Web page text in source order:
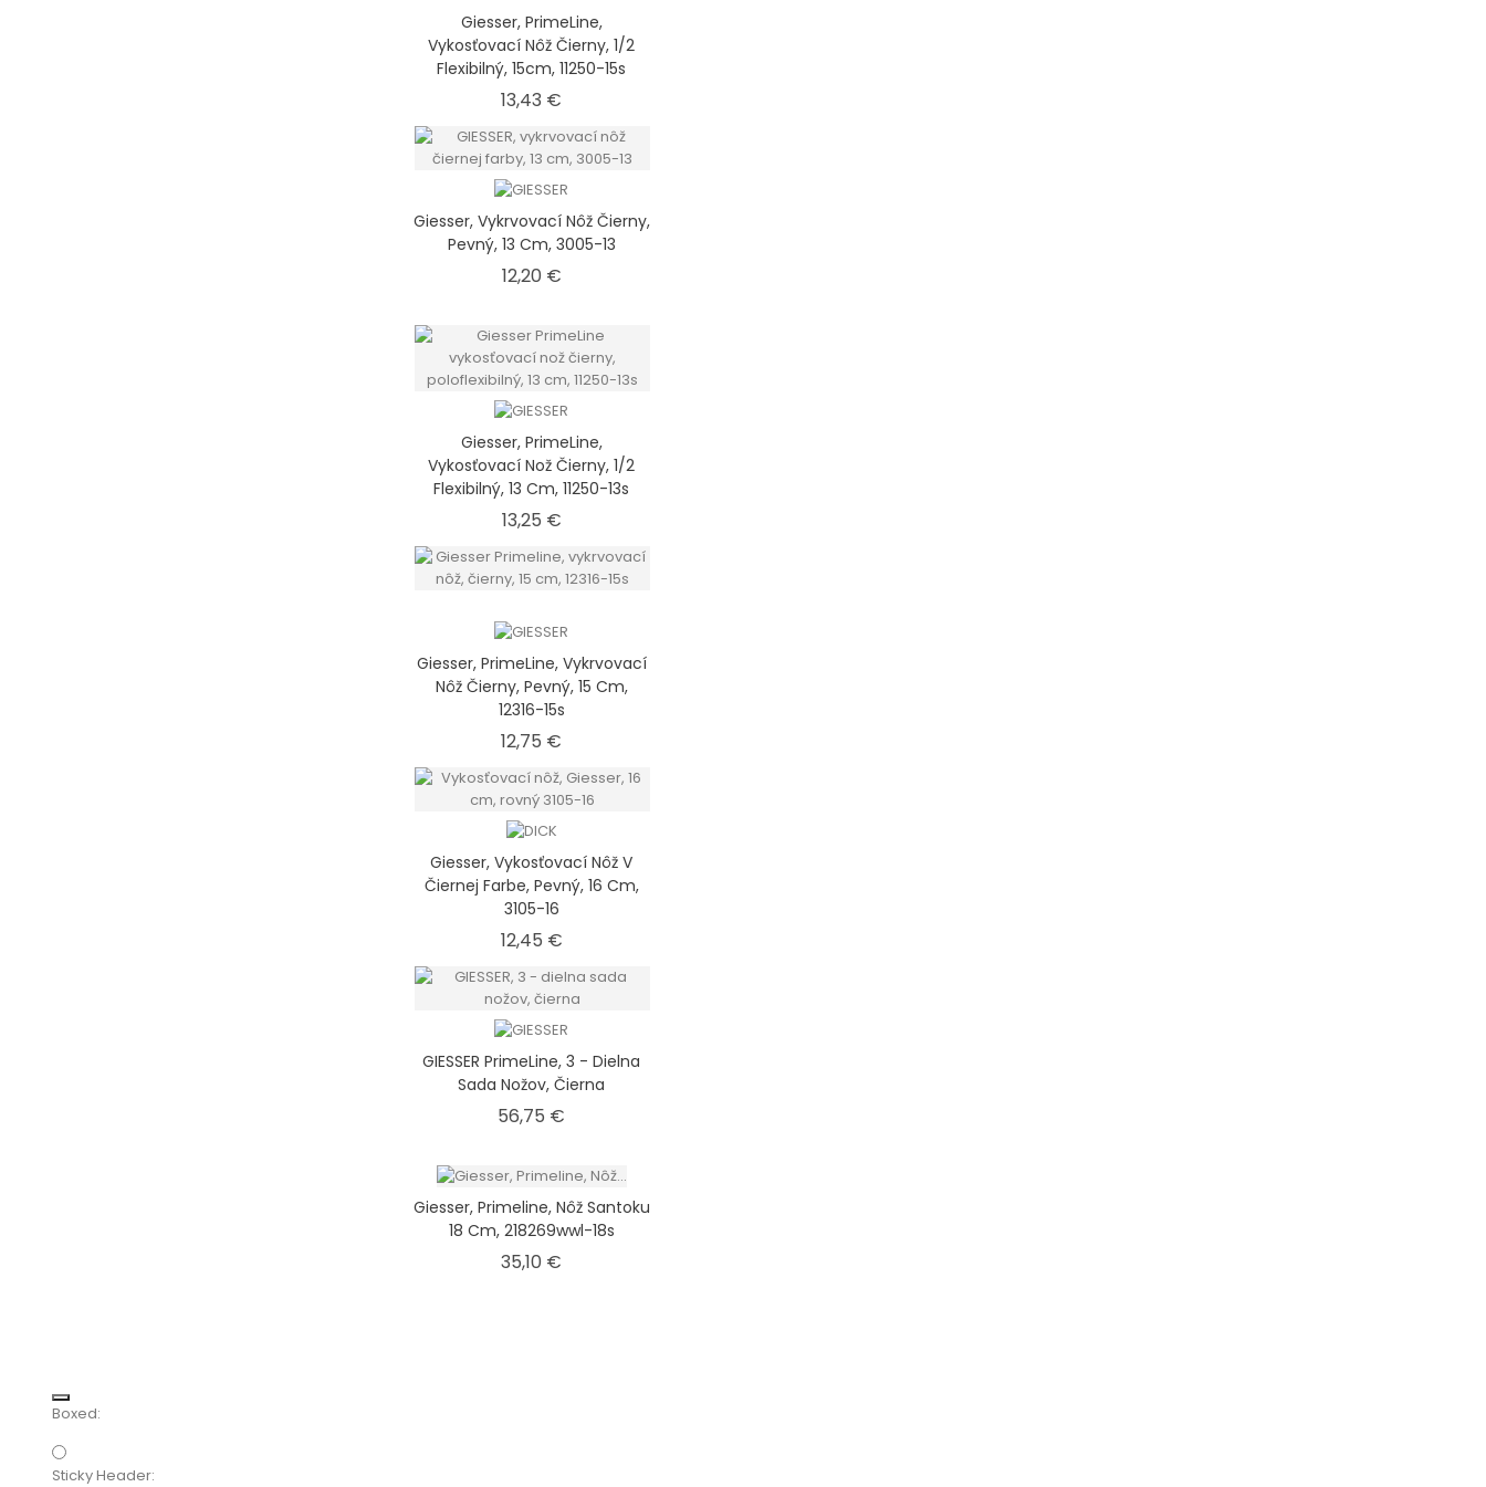
Giesser, PrimeLine,
Vykosťovací Nôž Čierny, 1/2
Flexibilný, 15cm, 11250-15s
13,43 €
Giesser, Vykrvovací Nôž Čierny,
Pevný, 13 Cm, 3005-13
12,20 €Cena
Giesser, PrimeLine,
Vykosťovací Nož Čierny, 1/2
Flexibilný, 13 Cm, 11250-13s
13,25 €Cena
Giesser, PrimeLine, Vykrvovací
Nôž Čierny, Pevný, 15 Cm,
12316-15s
12,75 €
Giesser, Vykosťovací Nôž V
Čiernej Farbe, Pevný, 16 Cm,
3105-16
12,45 €Cena
GIESSER PrimeLine, 3 - Dielna
Sada Nožov, Čierna
56,75 €
Giesser, Primeline, Nôž Santoku
18 Cm, 218269wwl-18s
35,10 €
Boxed:
Sticky Header: